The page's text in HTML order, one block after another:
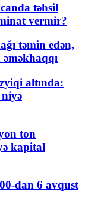
təhsil
vermir?
təmin edən,
altında:
ton
kapital
dan 6 avqust